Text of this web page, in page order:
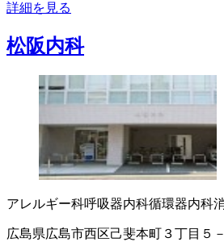
詳細を見る
松阪内科
アレルギー科呼吸器内科循環器内科
広島県広島市西区己斐本町３丁目５